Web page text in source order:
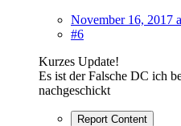
November 16, 2017
#6
Kurzes Update!
Es ist der Falsche DC ich
nachgeschickt
Report Content